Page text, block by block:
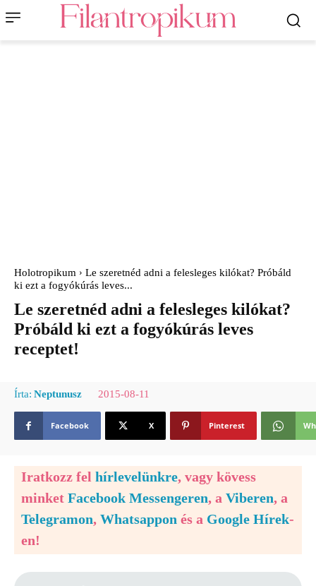
Holotropikum
Le szeretnéd adni a felesleges kilókat? Próbáld
ki ezt a fogyókúrás leves...
Le szeretnéd adni a felesleges kilókat?
Próbáld ki ezt a fogyókúrás leves
receptet!
Írta: Neptunusz 2015-08-11
Facebook X Pinterest
Iratkozz fel hírlevelünkre, vagy kövess
minket Facebook Messengeren, a Viberen, a
Telegramon, Whatsappon és a Google Hírek-
en!